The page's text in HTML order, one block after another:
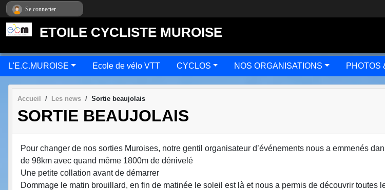
ETOILE CYCLISTE MUROISE
L'E.C.MUROISE Ecole de vélo VTT CYCLOS NOS ORGANISATIONS PHOTOS
Accueil Les news Sortie beaujolais
SORTIE BEAUJOLAIS
Pour changer de nos sorties Muroises, notre gentil organisateur d’événements nous a emmenés
de 98km avec quand même 1800m de dénivelé
Une petite collation avant de démarrer
Dommage le matin brouillard, en fin de matinée le soleil est là et nous a permis de découvrir toutes
Se connecter
Panneau de gestion des cookies